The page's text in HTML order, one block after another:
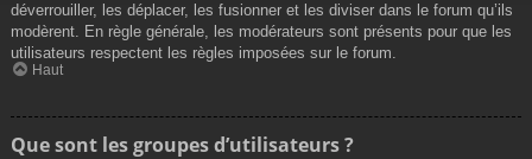
déverrouiller, les déplacer, les fusionner et les diviser dans le forum qu’ils
modèrent. En règle générale, les modérateurs sont présents pour que les
utilisateurs respectent les règles imposées sur le forum.
Haut
Que sont les groupes d’utilisateurs ?